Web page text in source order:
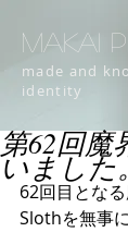
MAKAI
made and
identity
第62回魔
いました
62回目とな
Slothを無事